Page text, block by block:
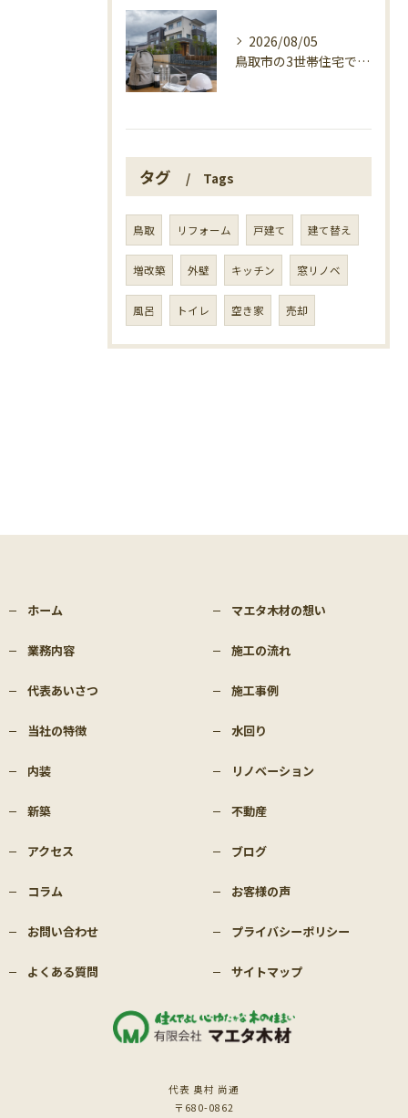
2026/08/05
鳥取市の3世帯住宅で考える警戒レベル4避難指示
タグ Tags
鳥取 リフォーム 戸建て 建て替え
増改築 外壁 キッチン 窓リノベ
風呂 トイレ 空き家 売却
ホーム マエタ木材の想い
業務内容 施工の流れ
代表あいさつ 施工事例
当社の特徴 水回り
内装 リノベーション
新築 不動産
アクセス ブログ
コラム お客様の声
お問い合わせ プライバシーポリシー
よくある質問 サイトマップ
代表 奥村 尚通
〒680-0862